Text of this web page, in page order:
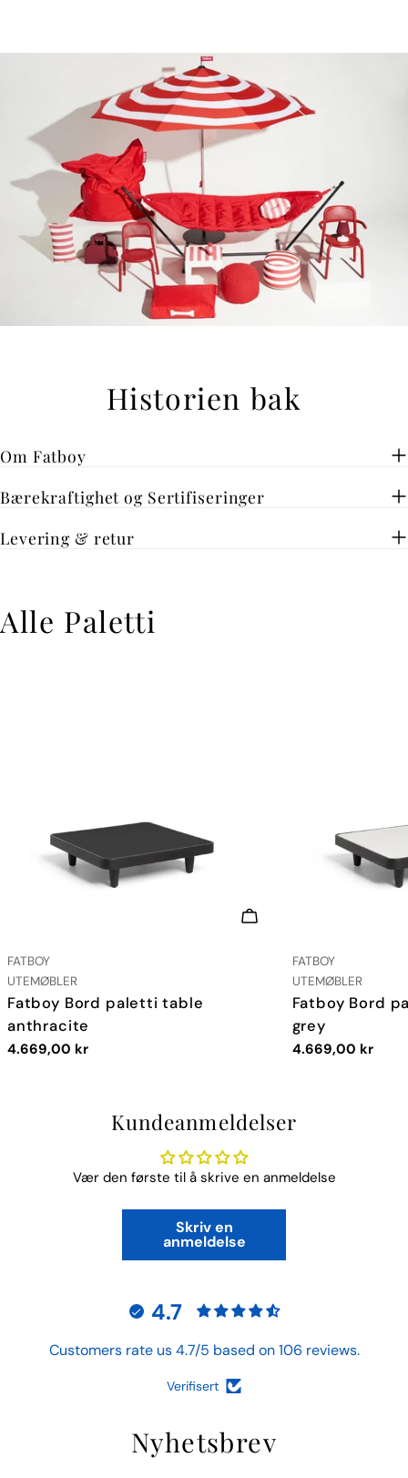
Historien bak
Om Fatboy
Bærekraftighet og Sertifiseringer
Levering & retur
Alle Paletti
LEGG I HANDLEKURV
LEVERANDØR:
FATBOY
TYPE:
UTEMØBLER
Fatboy Bord paletti table
anthracite
Vanlig
4.669,00 kr
LEVERANDØR:
FATBOY
TYPE:
UTEMØBLER
Fatboy Bord
grey
Vanlig
4.669,00 kr
Kundeanmeldelser
Vær den første til å skrive en anmeldelse
Skriv en
anmeldelse
4.7
Customers rate us 4.7/5 based on 106 reviews.
Verifisert
Nyhetsbrev